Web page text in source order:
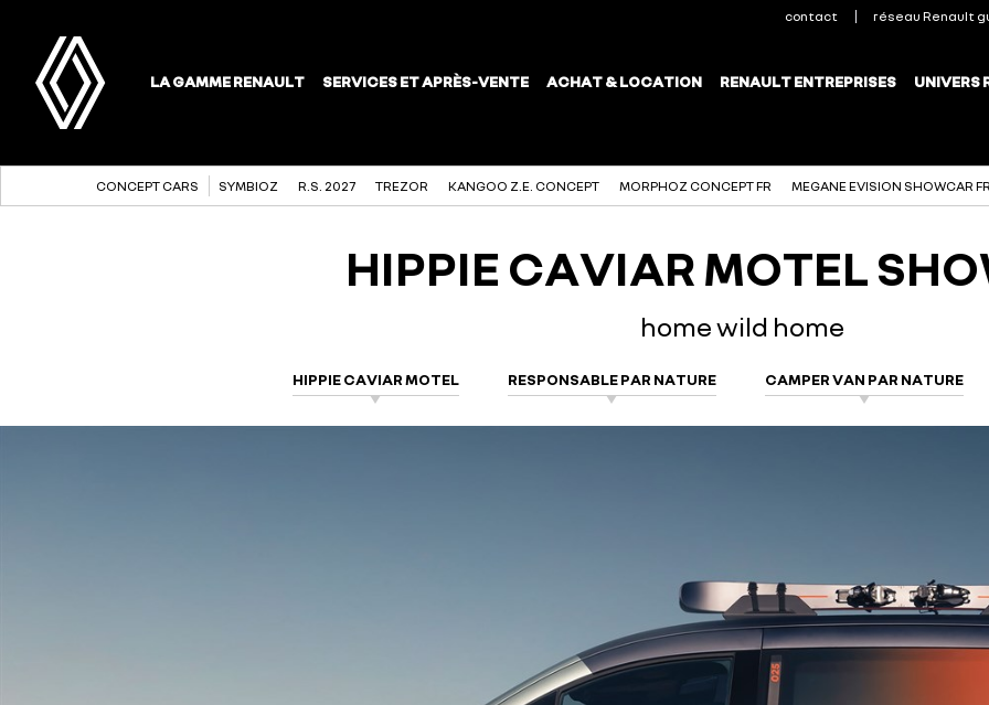
CONCEPT CARS SYMBIOZ R.S. 2027 TREZOR KANGOO Z.E. CONCEPT MORPHOZ CONCEPT FR MEGANE EVISION SHOWCAR FR
HIPPIE CAVIAR MOTEL
home wild home
HIPPIE CAVIAR MOTEL RESPONSABLE PAR NATURE CAMPER VAN PAR NATURE